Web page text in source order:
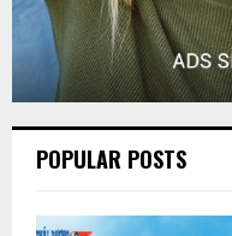
POPULAR POSTS